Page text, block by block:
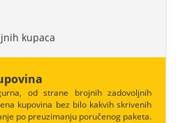
kupaca
od strane brojnih zadovoljnih
kupovina bez bilo kakvih skrivenih
po preuzimanju poručenog paketa.